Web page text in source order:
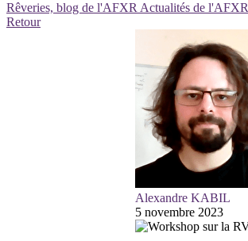
Rêveries, blog de l'AFXR Actualités de l'AFXR
Retour
Alexandre KABIL
5 novembre 2023